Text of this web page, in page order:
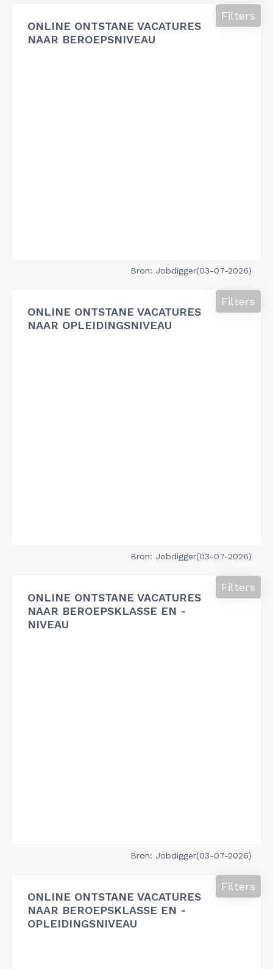
ONLINE ONTSTANE VACATURES
NAAR BEROEPSNIVEAU
Filters
Bron: Jobdigger(03-07-2026)
ONLINE ONTSTANE VACATURES
NAAR OPLEIDINGSNIVEAU
Filters
Bron: Jobdigger(03-07-2026)
ONLINE ONTSTANE VACATURES
NAAR BEROEPSKLASSE EN -
NIVEAU
Filters
Bron: Jobdigger(03-07-2026)
ONLINE ONTSTANE VACATURES
NAAR BEROEPSKLASSE EN -
OPLEIDINGSNIVEAU
Filters